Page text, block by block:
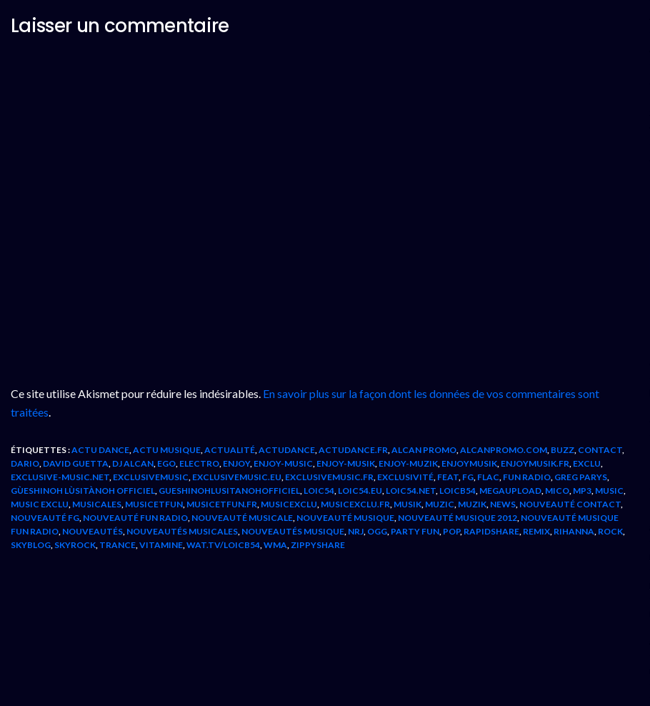
Laisser un commentaire
Ce site utilise Akismet pour réduire les indésirables. En savoir plus sur la façon dont les données de vos commentaires sont
traitées.
ÉTIQUETTES :ACTU DANCE ACTU MUSIQUE ACTUALITÉ ACTUDANCE ACTUDANCE.FR ALCAN PROMO ALCANPROMO.COM BUZZ CONTACT
DARIO DAVID GUETTA DJ ALCAN EGO ELECTRO ENJOY, ENJOY-MUSIC ENJOY-MUSIK ENJOY-MUZIK ENJOYMUSIK ENJOYMUSIK.FR EXCLU
EXCLUSIVE-MUSIC.NET EXCLUSIVEMUSIC EXCLUSIVEMUSIC.EU EXCLUSIVEMUSIC.FR EXCLUSIVITÉ FEAT FG FLAC FUN RADIO GREG PARYS
GÙESHINOH LÙSITÀNOH OFFICIEL GUESHINOHLUSITANOHOFFICIEL LOIC54 LOIC54.EU LOIC54.NET LOICB54 MEGAUPLOAD MICO MP3 MUSIC
MUSIC EXCLU MUSICALES MUSICETFUN MUSICETFUN.FR MUSICEXCLU MUSICEXCLU.FR MUSIK MUZIC MUZIK NEWS NOUVEAUTÉ CONTACT
NOUVEAUTÉ FG NOUVEAUTÉ FUN RADIO NOUVEAUTÉ MUSICALE NOUVEAUTÉ MUSIQUE NOUVEAUTÉ MUSIQUE 2012 NOUVEAUTÉ MUSIQUE
FUN RADIO NOUVEAUTÉS NOUVEAUTÉS MUSICALES NOUVEAUTÉS MUSIQUE NRJ OGG PARTY FUN POP, RAPIDSHARE REMIX RIHANNA ROCK
SKYBLOG SKYROCK TRANCE VITAMINE WAT.TV/LOICB54 WMA ZIPPYSHARE